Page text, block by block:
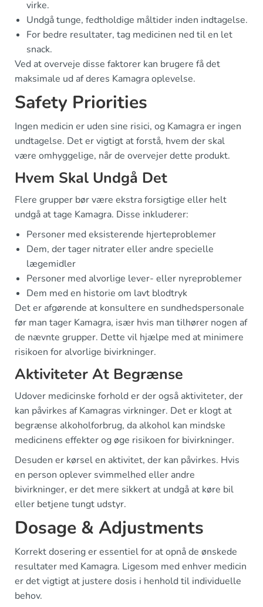
virke.
Undgå tunge, fedtholdige måltider inden indtagelse.
For bedre resultater, tag medicinen ned til en let
snack.
Ved at overveje disse faktorer kan brugere få det
maksimale ud af deres Kamagra oplevelse.
Safety Priorities
Ingen medicin er uden sine risici, og Kamagra er ingen
undtagelse. Det er vigtigt at forstå, hvem der skal
være omhyggelige, når de overvejer dette produkt.
Hvem Skal Undgå Det
Flere grupper bør være ekstra forsigtige eller helt
undgå at tage Kamagra. Disse inkluderer:
Personer med eksisterende hjerteproblemer
Dem, der tager nitrater eller andre specielle
lægemidler
Personer med alvorlige lever- eller nyreproblemer
Dem med en historie om lavt blodtryk
Det er afgørende at konsultere en sundhedspersonale
før man tager Kamagra, især hvis man tilhører nogen af
de nævnte grupper. Dette vil hjælpe med at minimere
risikoen for alvorlige bivirkninger.
Aktiviteter At Begrænse
Udover medicinske forhold er der også aktiviteter, der
kan påvirkes af Kamagras virkninger. Det er klogt at
begrænse alkoholforbrug, da alkohol kan mindske
medicinens effekter og øge risikoen for bivirkninger.
Desuden er kørsel en aktivitet, der kan påvirkes. Hvis
en person oplever svimmelhed eller andre
bivirkninger, er det mere sikkert at undgå at køre bil
eller betjene tungt udstyr.
Dosage & Adjustments
Korrekt dosering er essentiel for at opnå de ønskede
resultater med Kamagra. Ligesom med enhver medicin
er det vigtigt at justere dosis i henhold til individuelle
behov.